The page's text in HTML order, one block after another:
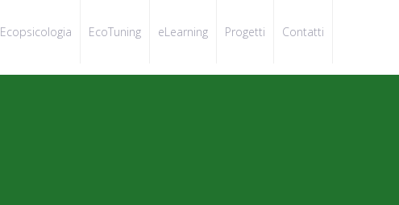
Ecopsicologia EcoTuning eLearning Progetti Contatti